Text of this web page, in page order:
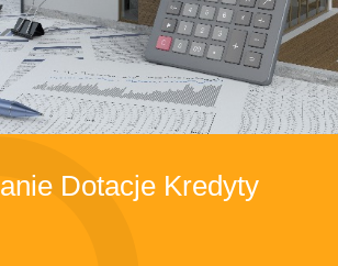
Dotacje Kredyty